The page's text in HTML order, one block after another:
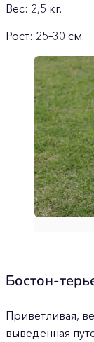
Вес: 2,5 кг.
Рост: 25–30 см.
Бостон-
Приветливая,
выведенная